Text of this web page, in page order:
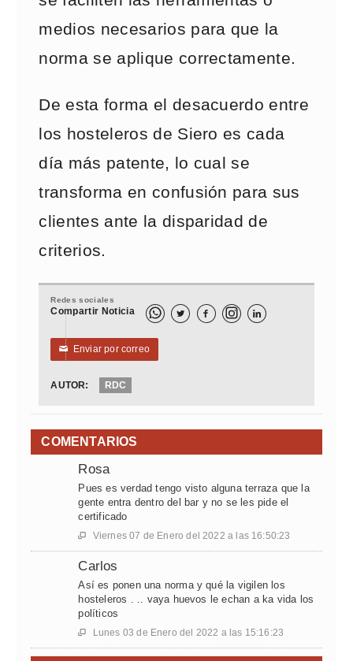
medios necesarios para que la
norma se aplique correctamente.
De esta forma el desacuerdo entre
los hosteleros de Siero es cada
día más patente, lo cual se
transforma en confusión para sus
clientes ante la disparidad de
criterios.
Redes sociales
Compartir Noticia   
✉ Enviar por correo
AUTOR: RDC
COMENTARIOS
Rosa
Pues es verdad tengo visto alguna terraza que la
gente entra dentro del bar y no se les pide el
certificado
 Viernes 07 de Enero del 2022 a las 16:50:23
Carlos
Así es ponen una norma y qué la vigilen los
hosteleros . .. vaya huevos le echan a ka vida los
políticos
 Lunes 03 de Enero del 2022 a las 15:16:23